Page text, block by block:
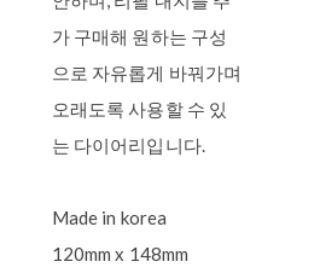
가 구매해 원하는 구성
으로 자유롭게 바꿔가며
오래도록 사용할 수 있
는 다이어리입니다.
Made in korea
120mm x 148mm